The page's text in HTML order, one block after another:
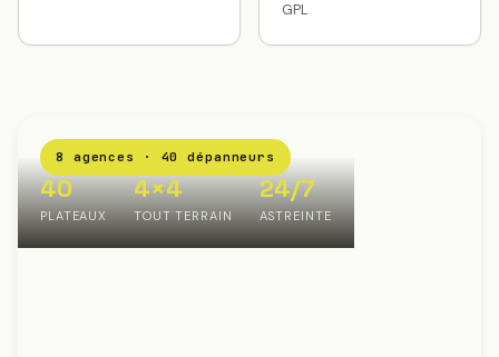
GPL
8 agences · 40 dépanneurs
40
PLATEAUX
4×4
TOUT TERRAIN
24/7
ASTREINTE